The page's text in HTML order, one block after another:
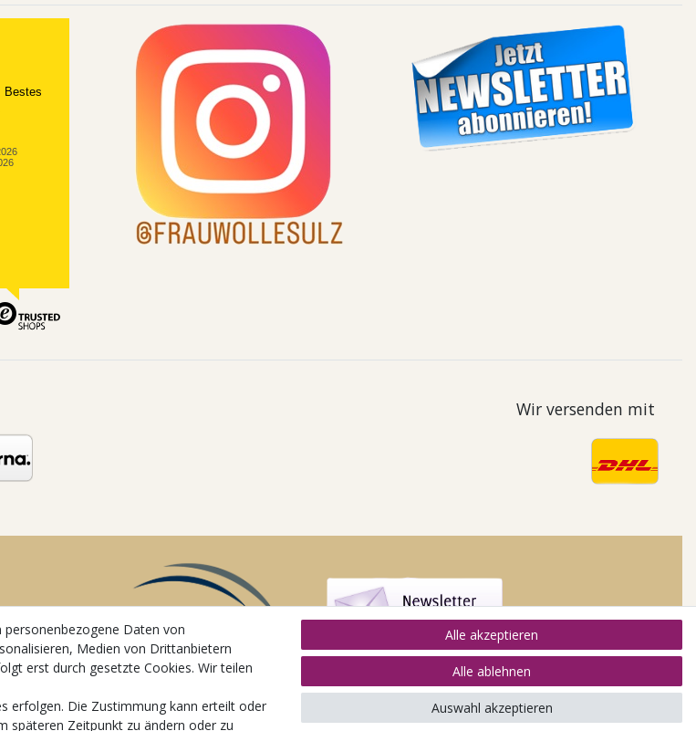
Bestes
Wir versenden mit
Daten von
Medien von Drittanbietern
erst durch gesetzte Cookies. Wir teilen
erfolgen. Die Zustimmung kann erteilt oder
späteren Zeitpunkt zu ändern oder zu
Alle akzeptieren
Alle ablehnen
Auswahl akzeptieren